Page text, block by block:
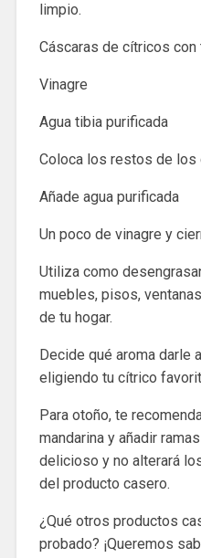
limpio.
Cáscaras de cítricos con
Vinagre
Agua tibia purificada
Coloca los restos de
Añade agua purificada
Un poco de vinagre y
Utiliza como
muebles, pisos,
de tu hogar.
Decide qué aroma darle
eligiendo tu cítrico
Para otoño, te
mandarina y añadir
delicioso y no alterará
del producto casero.
¿Qué otros productos
probado? ¡Queremos